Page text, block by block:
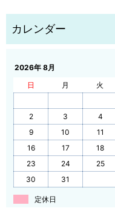
2026年 8月
日
月 火
2
3 4
9
10 11
16
17 18
23
24 25
30
31
定休日